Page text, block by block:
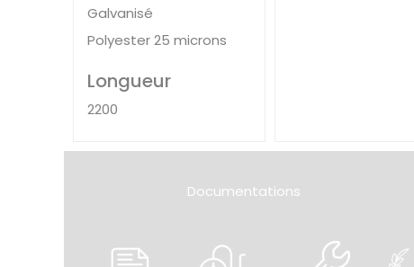
Galvanisé
Polyester 25 microns
Longueur
2200
Documentations